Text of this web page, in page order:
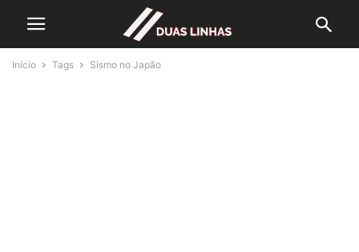
Início Tags Sismo no Japão